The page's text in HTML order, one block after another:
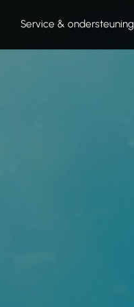
Service & ondersteuning